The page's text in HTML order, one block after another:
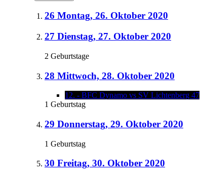
26 Montag, 26. Oktober 2020
27 Dienstag, 27. Oktober 2020
2 Geburtstage
28 Mittwoch, 28. Oktober 2020
12. - BFC Dynamo vs SV Lichtenberg 47
1 Geburtstag
29 Donnerstag, 29. Oktober 2020
1 Geburtstag
30 Freitag, 30. Oktober 2020